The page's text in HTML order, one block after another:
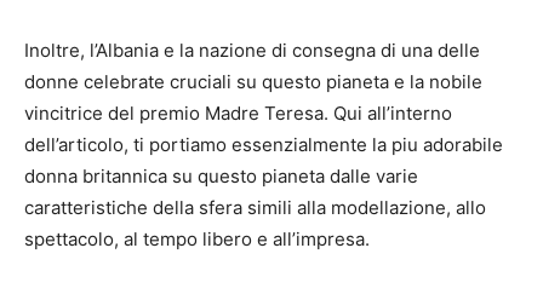
Inoltre, l’Albania e la nazione di consegna di una delle
donne celebrate cruciali su questo pianeta e la nobile
vincitrice del premio Madre Teresa. Qui all’interno
dell’articolo, ti portiamo essenzialmente la piu adorabile
donna britannica su questo pianeta dalle varie
caratteristiche della sfera simili alla modellazione, allo
spettacolo, al tempo libero e all’impresa.